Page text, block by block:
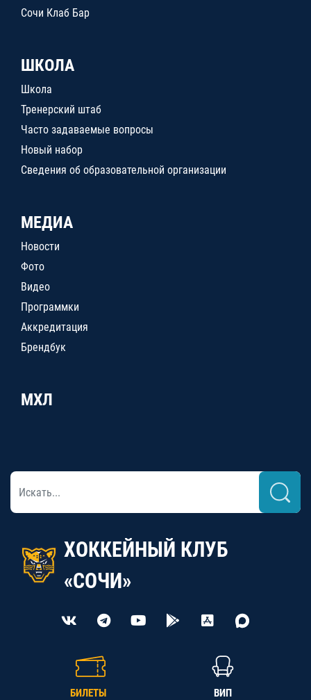
Сочи Клаб Бар
ШКОЛА
Школа
Тренерский штаб
Часто задаваемые вопросы
Новый набор
Сведения об образовательной организации
МЕДИА
Новости
Фото
Видео
Программки
Аккредитация
Брендбук
МХЛ
ХОККЕЙНЫЙ КЛУБ
«СОЧИ»
БИЛЕТЫ ВИП